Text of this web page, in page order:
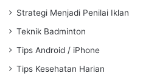
Strategi Menjadi Penilai Iklan
Teknik Badminton
Tips Android / iPhone
Tips Kesehatan Harian